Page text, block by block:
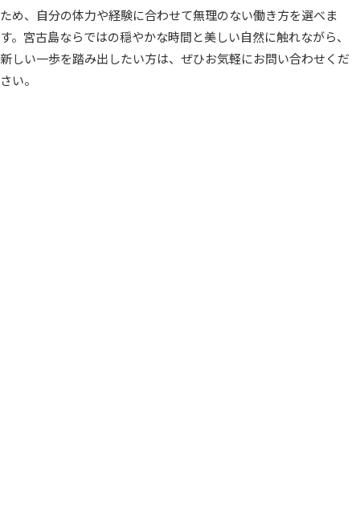
ため、自分の体力や経験に合わせて無理のない働き方を選べま
す。宮古島ならではの穏やかな時間と美しい自然に触れながら、
新しい一歩を踏み出したい方は、ぜひお気軽にお問い合わせくだ
さい。